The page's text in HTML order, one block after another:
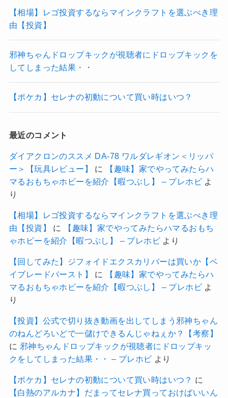
【相場】レゴ投資するならマインクラフトを選ぶべき理
由【投資】
邪神ちゃんドロップキックが視聴者にドロップキックを
してしまった結果・・
【ポケカ】セレナの初動について買い時はいつ？
最近のコメント
ダイアクロンのススメ DA-78 ワルダレギオン＜リッパ
ー＞【玩具レビュー】
に
【趣味】家でやってみたらハ
マるおもちゃホビーを紹介【暇つぶし】 – プレホビ よ
り
【相場】レゴ投資するならマインクラフトを選ぶべき理
由【投資】
に
【趣味】家でやってみたらハマるおもち
ゃホビーを紹介【暇つぶし】 – プレホビより
【回してみた】ジフォイドエクスカリバーは買いか【ベ
イブレードバースト】
に
【趣味】家でやってみたらハ
マるおもちゃホビーを紹介【暇つぶし】 – プレホビ よ
り
【投資】公式で切り抜き動画を出してしまう邪神ちゃん
のねんどろいどで一儲けできるんじゃねぇか？【考察】
に 邪神ちゃんドロップキックが視聴者にドロップキッ
クをしてしまった結果・・ – プレホビ より
【ポケカ】セレナの初動について買い時はいつ？ に
【白熱のアルカナ】だまってセレナ買っておけばいいん